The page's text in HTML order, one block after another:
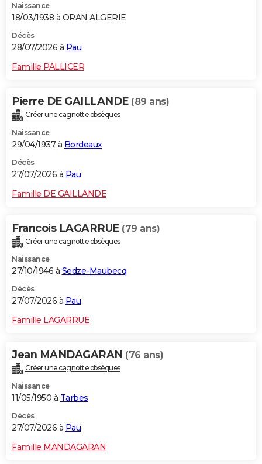
Naissance
18/03/1938 à ORAN ALGERIE
Décès
28/07/2026 à Pau
Famille PALLICER
Pierre DE GAILLANDE (89 ans)
Créer une cagnotte obsèques
Naissance
29/04/1937 à Bordeaux
Décès
27/07/2026 à Pau
Famille DE GAILLANDE
Francois LAGARRUE (79 ans)
Créer une cagnotte obsèques
Naissance
27/10/1946 à Sedze-Maubecq
Décès
27/07/2026 à Pau
Famille LAGARRUE
Jean MANDAGARAN (76 ans)
Créer une cagnotte obsèques
Naissance
11/05/1950 à Tarbes
Décès
27/07/2026 à Pau
Famille MANDAGARAN